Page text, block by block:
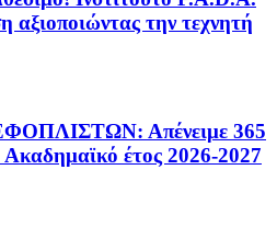
αξιοποιώντας την τεχνητή
Απένειμε 365
έτος 2026-2027